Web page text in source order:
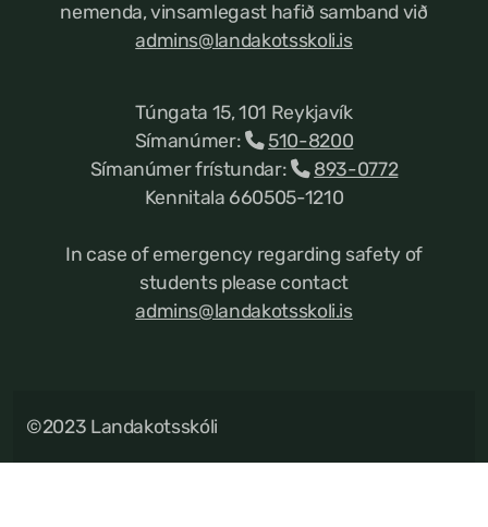
nemenda, vinsamlegast hafið samband við
admins@landakotsskoli.is
Túngata 15, 101 Reykjavík
Símanúmer:
510-8200
Símanúmer frístundar:
893-0772
Kennitala 660505-1210
In case of emergency regarding safety of
students please contact
admins@landakotsskoli.is
©2023 Landakotsskóli